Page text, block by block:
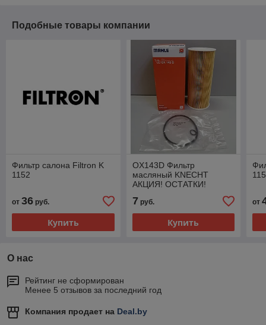
Подобные товары компании
Фильтр салона Filtron K
1152
от 36 руб.
Купить
OX143D Фильтр
масляный KNECHT
АКЦИЯ! ОСТАТКИ!
7 руб.
Купить
от
О нас
Рейтинг не сформирован
Менее 5 отзывов за последний год
Компания продает на Deal.by